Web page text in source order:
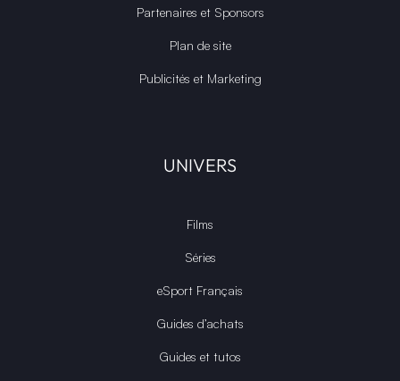
Partenaires et Sponsors
Plan de site
Publicités et Marketing
UNIVERS
Films
Séries
eSport Français
Guides d’achats
Guides et tutos